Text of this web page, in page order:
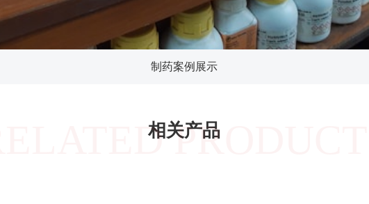
制药案例展示
相关产品
RELATED PRODUCTS